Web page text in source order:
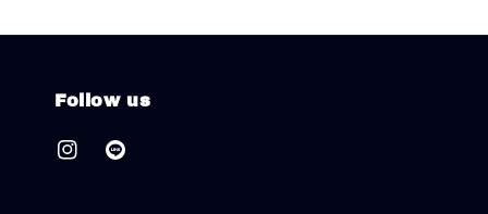
Follow us